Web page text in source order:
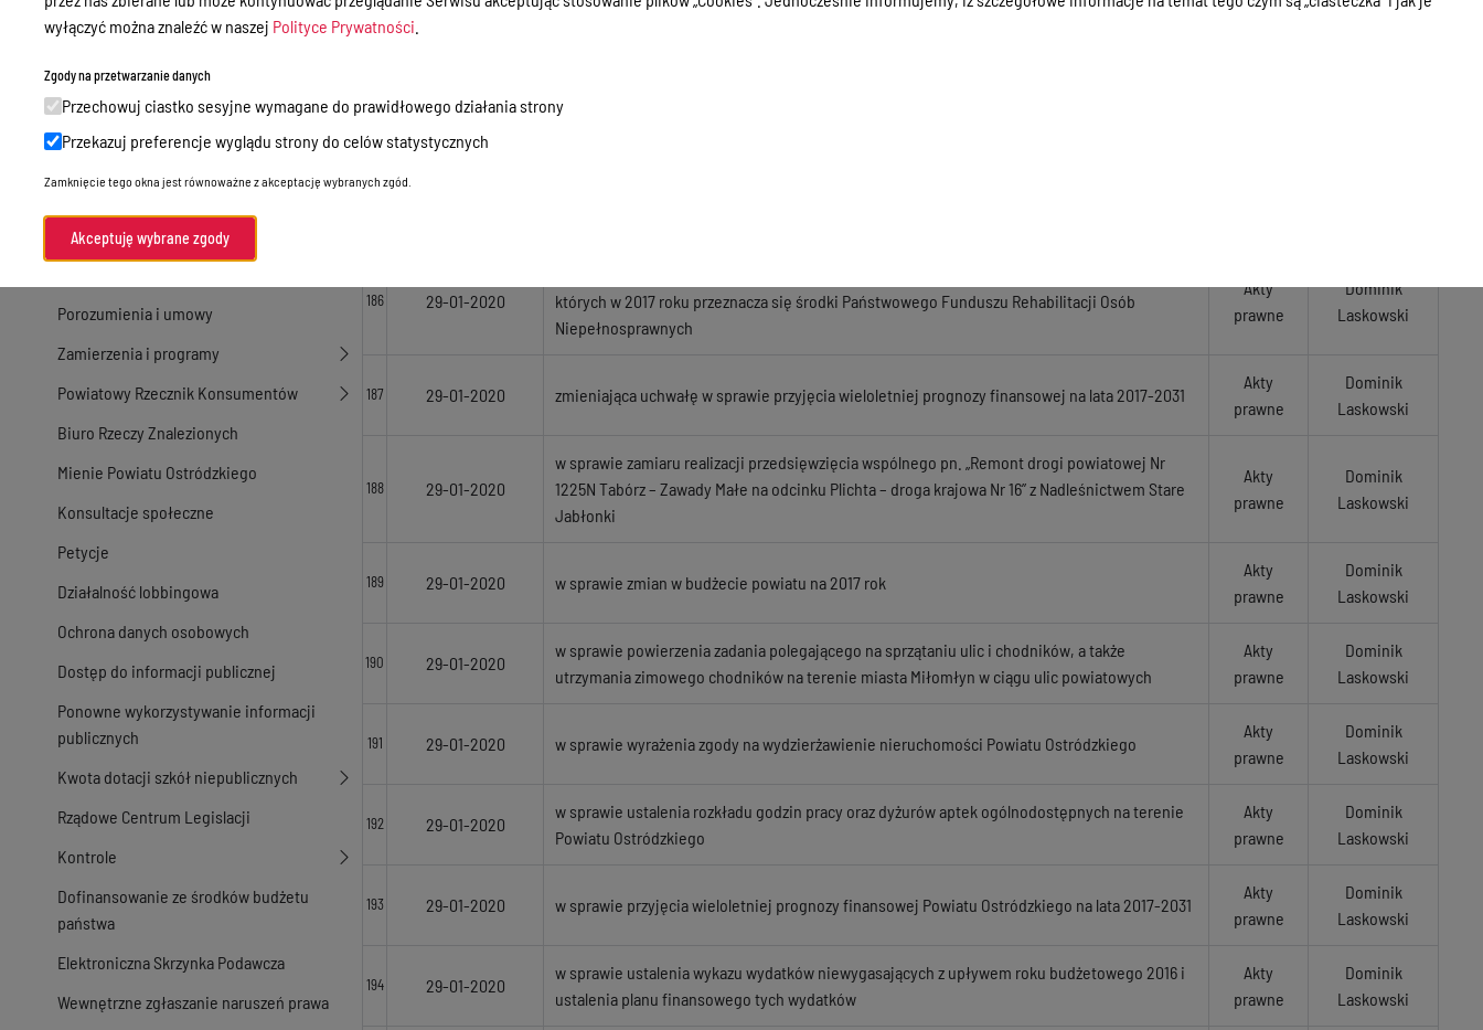
Nieodpłatna Pomoc Prawna
Rejestry, ewidencje i archiwa
Budżet
powiatowego
Organy Powiatu
Porozumienia i umowy
Zamierzenia i programy
Powiatowy Rzecznik Konsumentów
Biuro Rzeczy Znalezionych
Mienie Powiatu Ostródzkiego
Konsultacje społeczne
Petycje
Działalność lobbingowa
Ochrona danych osobowych
Dostęp do informacji publicznej
Ponowne wykorzystywanie informacji
publicznych
Kwota dotacji szkół niepublicznych
Rządowe Centrum Legislacji
Kontrole
Dofinansowanie ze środków budżetu
państwa
Elektroniczna Skrzynka Podawcza
Wewnętrzne zgłaszanie naruszeń prawa
w sprawie udzielenia pomocy finansowej Samorządowi Województwa Warmińsko –
186 29-01-2020
których w 2017 roku przeznacza się środki Państwowego Funduszu Rehabilitacji Osób
Niepełnosprawnych
Akty
prawne
Dominik
Laskowski
187 29-01-2020 zmieniająca uchwałę w sprawie przyjęcia wieloletniej prognozy finansowej na lata 2017-2031
Akty
prawne
Dominik
Laskowski
188 29-01-2020
w sprawie zamiaru realizacji przedsięwzięcia wspólnego pn. „Remont drogi powiatowej Nr
1225N Tabórz – Zawady Małe na odcinku Plichta – droga krajowa Nr 16” z Nadleśnictwem Stare
Jabłonki
Akty
prawne
Dominik
Laskowski
189 29-01-2020 w sprawie zmian w budżecie powiatu na 2017 rok
Akty
prawne
Dominik
Laskowski
190 29-01-2020
w sprawie powierzenia zadania polegającego na sprzątaniu ulic i chodników, a także
utrzymania zimowego chodników na terenie miasta Miłomłyn w ciągu ulic powiatowych
Akty
prawne
Dominik
Laskowski
191 29-01-2020 w sprawie wyrażenia zgody na wydzierżawienie nieruchomości Powiatu Ostródzkiego
Akty
prawne
Dominik
Laskowski
192 29-01-2020
w sprawie ustalenia rozkładu godzin pracy oraz dyżurów aptek ogólnodostępnych na terenie
Powiatu Ostródzkiego
Akty
prawne
Dominik
Laskowski
193 29-01-2020 w sprawie przyjęcia wieloletniej prognozy finansowej Powiatu Ostródzkiego na lata 2017-2031
Akty
prawne
Dominik
Laskowski
194 29-01-2020
w sprawie ustalenia wykazu wydatków niewygasających z upływem roku budżetowego 2016 i
ustalenia planu finansowego tych wydatków
Akty
prawne
Dominik
Laskowski
wyłączyć można znaleźć w naszej Polityce Prywatności
Zgody na przetwarzanie danych
Przechowuj ciastko sesyjne wymagane do prawidłowego działania strony
Przekazuj preferencje wyglądu strony do celów statystycznych
Zamknięcie tego okna jest równoważne z akceptację wybranych zgód.
Akceptuję wybrane zgody